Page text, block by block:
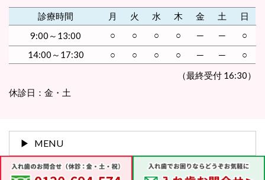
0120-694-574
診療時間 月 火 水 木 金 土 日
9:00～13:00 ○ ○ ○ ○ ─ ─
○
14:00～17:30
○ ○ ○ ○ ─ ─
○
（最終受付 16:30）
休診日：金・土
MENU